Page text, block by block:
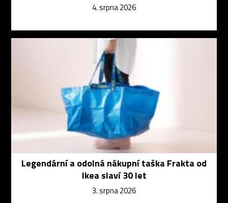
4. srpna 2026
Legendární a odolná nákupní taška Frakta od
Ikea slaví 30 let
3. srpna 2026